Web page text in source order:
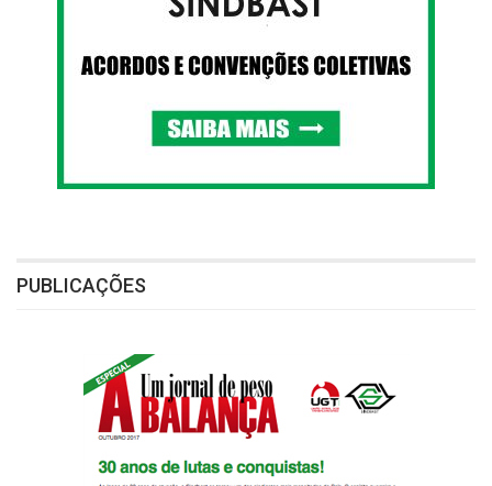
PUBLICAÇÕES